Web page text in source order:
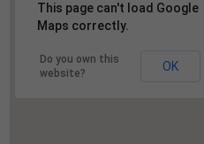
This page can't load Google
Maps correctly.
Do you own this
website?
OK